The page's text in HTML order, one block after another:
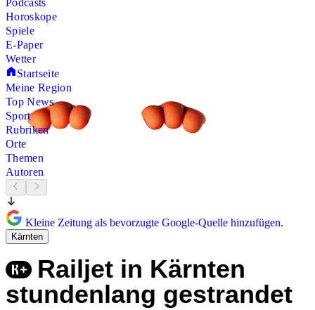
Podcasts
Horoskope
Spiele
E-Paper
Wetter
Startseite
Meine Region
Top News
Sport
Rubriken
Orte
Themen
Autoren
Kleine Zeitung als bevorzugte Google-Quelle hinzufügen.
Kärnten
Railjet in Kärnten
stundenlang gestrandet